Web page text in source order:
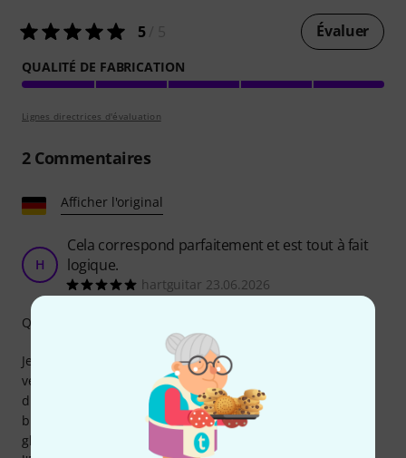
5/ 5 Évaluer
QUALITÉ DE FABRICATION
Lignes directrices d'évaluation
2Commentaires
Afficher l'original
H
Cela correspond parfaitement et est tout à fait
logique.
hartguitar 23.06.2026
Je recommande sans hésiter cette housse, surtout pour la
version en bois de l'Era C. Qui voudrait risquer des rayures
disgracieuses sur le bois simplement en l'accrochant
brièvement à un chambranle de porte ou en le faisant
glisser dans la voiture ? Cette housse protège efficacement
Qualité de fabrication